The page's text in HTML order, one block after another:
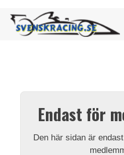
Endast för
Den här sidan är